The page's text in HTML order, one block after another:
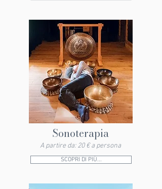
Sonoterapia
A partire da: 20 € a persona
SCOPRI DI PIÙ...